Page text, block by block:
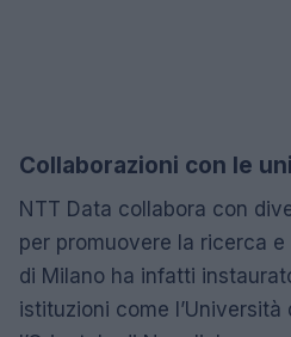
Collaborazioni con le
NTT Data collabora con
per promuovere la ricerca e
di Milano ha infatti
istituzioni come l’Università